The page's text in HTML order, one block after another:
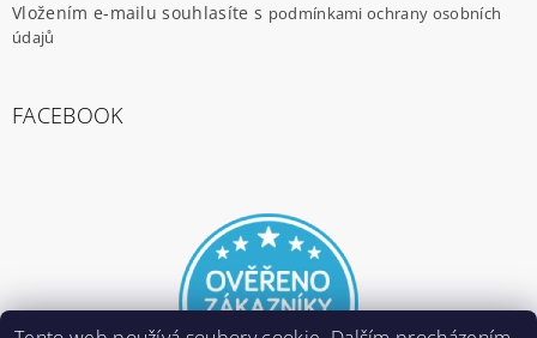
Vložením e-mailu souhlasíte s podmínkami ochrany osobních
údajů
FACEBOOK